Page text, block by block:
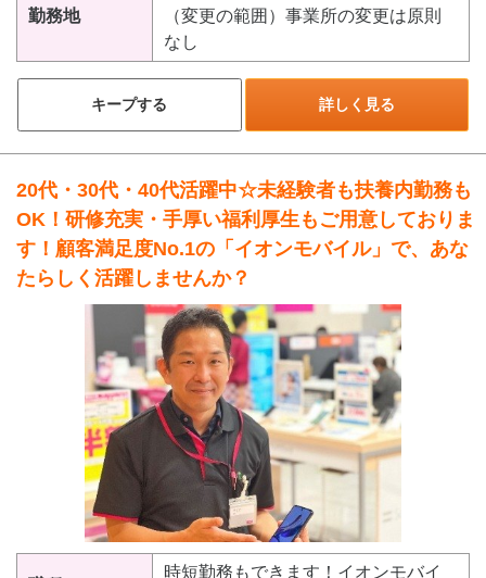
勤務地
（変更の範囲）事業所の変更は原則
なし
キープする 詳しく見る
20代・30代・40代活躍中☆未経験者も扶養内勤務も
OK！研修充実・手厚い福利厚生もご用意しておりま
す！顧客満足度No.1の「イオンモバイル」で、あな
たらしく活躍しませんか？
時短勤務もできます！イオンモバイ